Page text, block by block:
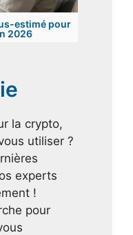
estimé pour
2026
la crypto,
utiliser ?
experts
!
pour